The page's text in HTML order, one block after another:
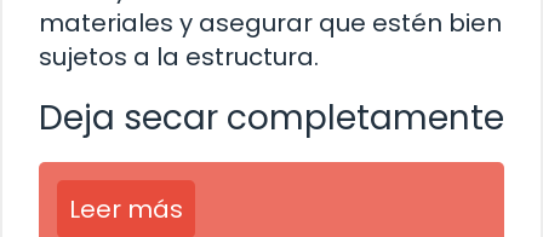
materiales y asegurar que estén bien
sujetos a la estructura.
Deja secar completamente
Leer más